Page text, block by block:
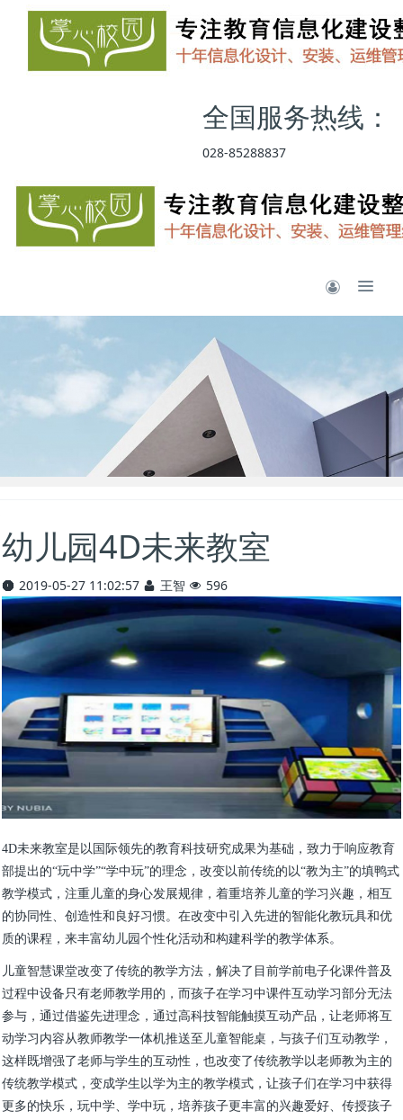
全国服务热线：
028-85288837
幼儿园4D未来教室
2019-05-27 11:02:57 王智 596
4D未来教室是以国际领先的教育科技研究成果为基础，致力于响应教育
部提出的“玩中学”“学中玩”的理念，改变以前传统的以“教为主”的填鸭式
教学模式，注重儿童的身心发展规律，着重培养儿童的学习兴趣，相互
的协同性、创造性和良好习惯。在改变中引入先进的智能化教玩具和优
质的课程，来丰富幼儿园个性化活动和构建科学的教学体系。
儿童智慧课堂改变了传统的教学方法，解决了目前学前电子化课件普及
过程中设备只有老师教学用的，而孩子在学习中课件互动学习部分无法
参与，通过借鉴先进理念，通过高科技智能触摸互动产品，让老师将互
动学习内容从教师教学一体机推送至儿童智能桌，与孩子们互动教学，
这样既增强了老师与学生的互动性，也改变了传统教学以老师教为主的
传统教学模式，变成学生以学为主的教学模式，让孩子们在学习中获得
更多的快乐，玩中学、学中玩，培养孩子更丰富的兴趣爱好、传授孩子